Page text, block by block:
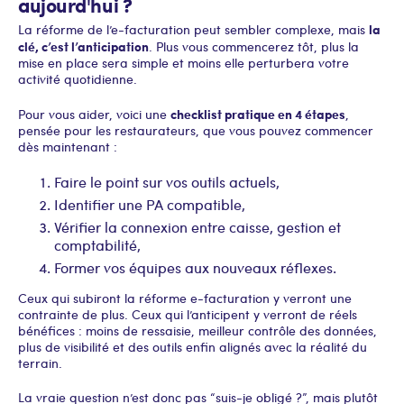
La réforme de l’e-facturation peut sembler complexe, mais la
clé, c’est l’anticipation. Plus vous commencerez tôt, plus la
mise en place sera simple et moins elle perturbera votre
activité quotidienne.
Pour vous aider, voici une checklist pratique en 4 étapes,
pensée pour les restaurateurs, que vous pouvez commencer
dès maintenant :
Faire le point sur vos outils actuels,
Identifier une PA compatible,
Vérifier la connexion entre caisse, gestion et
comptabilité,
Former vos équipes aux nouveaux réflexes.
Ceux qui subiront la réforme e-facturation y verront une
contrainte de plus. Ceux qui l’anticipent y verront de réels
bénéfices : moins de ressaisie, meilleur contrôle des données,
plus de visibilité et des outils enfin alignés avec la réalité du
terrain.
La vraie question n’est donc pas “suis-je obligé ?”, mais plutôt